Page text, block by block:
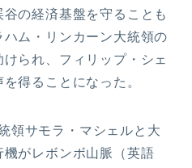
の経済基盤を守ることも
ム・リンカーン大統領の
られ、フィリップ・シェ
得ることになった。
領サモラ・マシェルと大
がレボンボ山脈（英語